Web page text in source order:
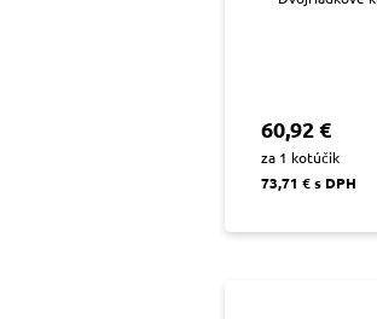
60,92 €
za 1 kotúčik
73,71 € s DPH